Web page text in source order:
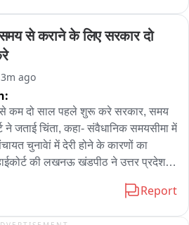
करोड़ रुपये की प्राप्ति हुई है।\n\n जुलाई में
से 3268 करोड़ रुपये मिले। आबकारी से
तथा निबन्धन से 4237 करोड़ रुपये,
राजस्व सरकार को मिला है। \n\n
के प्रमुख मद भू-तत्व तथा खनिकर्म से
\n\n वित्त मंत्री ने बताया कि वित्तीय वर्ष
राजस्व से 82406.48 करोड़ रुपये मिले
74.2 प्रतिशत है। राज्य कर से जुलाई
हैं।
समय से कराने के लिए सरकार दो
ago
से कम दो साल पहले शुरू करे सरकार, समय
ने जताई चिंता, कहा- संवैधानिक समयसीमा में
चुनावेां में देरी होने के कारणों का
की लखनऊ खंडपीठ ने उत्तर प्रदेश में
चुनाव कराने की प्रक्रिया कार्यकाल Report